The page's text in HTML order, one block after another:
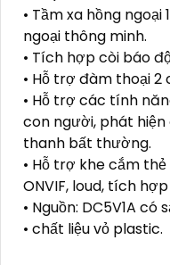
• Tầm xa hồng
ngoại thông minh.
• Tích hợp còi báo
• Hỗ trợ đàm thoại
• Hỗ trợ các tính
con người, phát
thanh bất thường.
• Hỗ trợ khe cắm
ONVIF, loud, tích
• Nguồn: DC5V1A có
• chất liệu vỏ plastic.